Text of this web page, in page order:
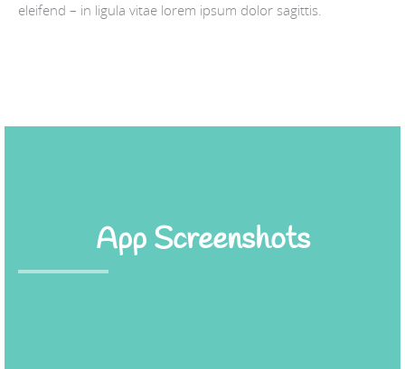
eleifend – in ligula vitae lorem ipsum dolor sagittis.
App Screenshots